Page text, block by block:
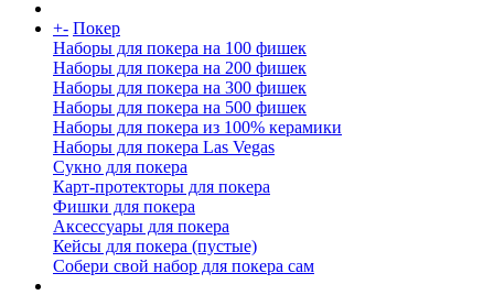
+- Покер
Наборы для покера на 100 фишек
Наборы для покера на 200 фишек
Наборы для покера на 300 фишек
Наборы для покера на 500 фишек
Наборы для покера из 100% керамики
Наборы для покера Las Vegas
Сукно для покера
Карт-протекторы для покера
Фишки для покера
Аксессуары для покера
Кейсы для покера (пустые)
Собери свой набор для покера сам